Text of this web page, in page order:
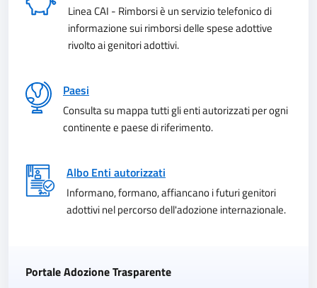
Linea CAI - Rimborsi è un servizio telefonico di
informazione sui rimborsi delle spese adottive
rivolto ai genitori adottivi.
Paesi
Consulta su mappa tutti gli enti autorizzati per ogni
continente e paese di riferimento.
Albo Enti autorizzati
Informano, formano, affiancano i futuri genitori
adottivi nel percorso dell'adozione internazionale.
Portale Adozione Trasparente